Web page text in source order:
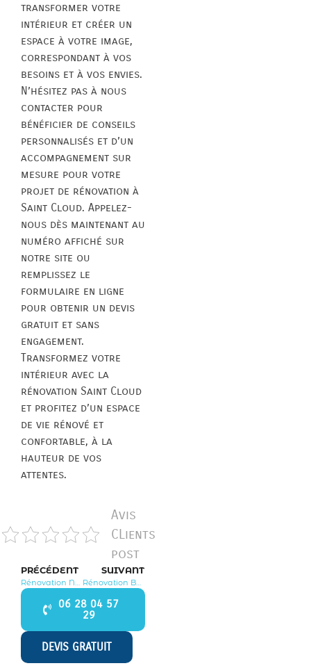
transformer votre
intérieur et créer un
espace à votre image,
correspondant à vos
besoins et à vos envies.
N’hésitez pas à nous
contacter pour
bénéficier de conseils
personnalisés et d’un
accompagnement sur
mesure pour votre
projet de rénovation à
Saint Cloud. Appelez-
nous dès maintenant au
numéro affiché sur
notre site ou
remplissez le
formulaire en ligne
pour obtenir un devis
gratuit et sans
engagement.
Transformez votre
intérieur avec la
rénovation Saint Cloud
et profitez d’un espace
de vie rénové et
confortable, à la
hauteur de vos
attentes.
Avis
CLients
post
PRÉCÉDENT
Rénovation Neuilly sur Seine 92200
SUIVANT
Rénovation Bagneux 92220
06 28 04 57
29
DEVIS GRATUIT